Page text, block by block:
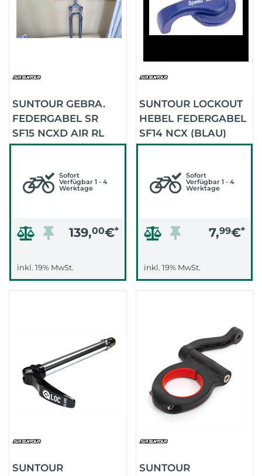
SUNTOUR GEBRA.
FEDERGABEL SR
SF15 NCXD AIR RL
28" AHEAD LO
Sofort
Verfügbar 1 - 4
Werktage
139,00€*
inkl. 19% MwSt.
SUNTOUR LOCKOUT
HEBEL FEDERGABEL
SF14 NCX (BLAU)
Sofort
Verfügbar 1 - 4
Werktage
7,99€*
inkl. 19% MwSt.
SUNTOUR
SUNTOUR